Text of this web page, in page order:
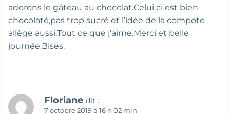
adorons le gâteau au chocolat.Celui ci est bien
chocolaté,pas trop sucré et l’idée de la compote
allège aussi.Tout ce que j’aime.Merci et belle
journée.Bises.
Floriane dit :
7 octobre 2019 à 16 h 02 min